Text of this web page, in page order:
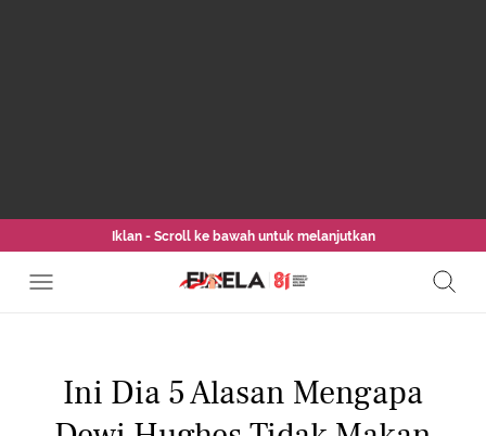
Iklan - Scroll ke bawah untuk melanjutkan
Ini Dia 5 Alasan Mengapa